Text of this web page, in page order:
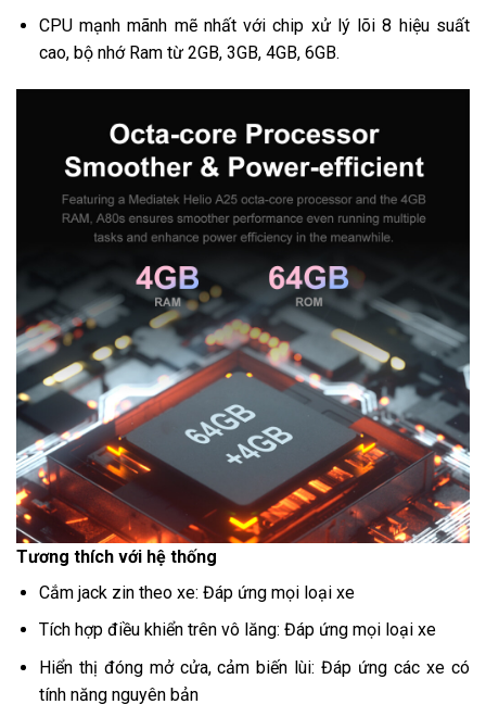
CPU mạnh mãnh mẽ nhất với chip xử lý lõi 8 hiệu suất
cao, bộ nhớ Ram từ 2GB, 3GB, 4GB, 6GB.
Tương thích với hệ thống
Cắm jack zin theo xe: Đáp ứng mọi loại xe
Tích hợp điều khiển trên vô lăng: Đáp ứng mọi loại xe
Hiển thị đóng mở cửa, cảm biến lùi: Đáp ứng các xe có
tính năng nguyên bản